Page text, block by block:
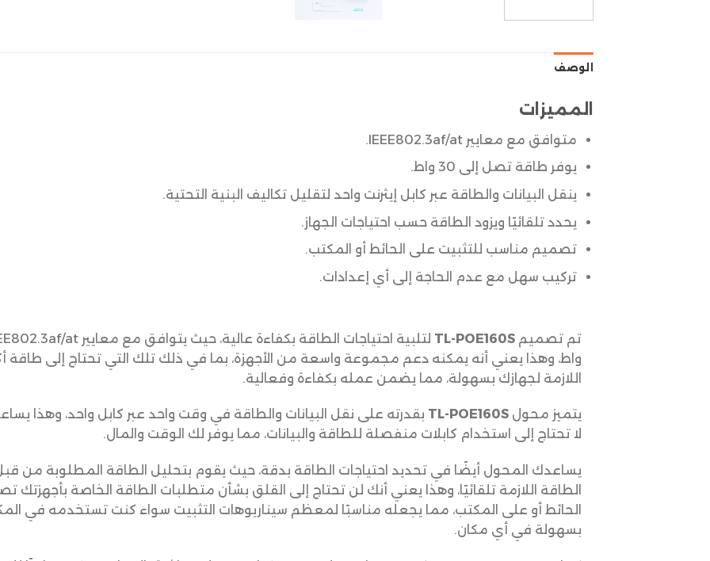
الوصف
المميزات
متوافق مع معايير IEEE802.3af/at.
يوفر طاقة تصل إلى 30 واط.
ينقل البيانات والطاقة عبر كابل إيثرنت واحد لتقليل تكاليف البنية التحتية.
يحدد تلقائيًا ويزود الطاقة حسب احتياجات الجهاز.
تصميم مناسب للتثبيت على الحائط أو المكتب.
تركيب سهل مع عدم الحاجة إلى أي إعدادات.
تم تصميم TL-POE160S
واط، وهذا يعني أنه يمكنه دعم مجموعة واسعة من الأجهزة، بما في ذلك تلك التي تحتاج إلى طاقة
اللازمة لجهازك بسهولة، مما يضمن عمله بكفاءة وفعالية.
يتميز محول TL-POE160S بقدرته على نقل البيانات والطاقة في وقت واحد عبر كابل واحد، وهذا
لا تحتاج إلى استخدام كابلات منفصلة للطاقة والبيانات، مما يوفر لك الوقت والمال.
يساعدك المحول أيضًا في تحديد احتياجات الطاقة بدقة، حيث يقوم بتحليل الطاقة المطلوبة من
الطاقة اللازمة تلقائيًا، وهذا يعني أنك لن تحتاج إلى القلق بشأن متطلبات الطاقة الخاصة
الحائط أو على المكتب، مما يجعله مناسبًا لمعظم سيناريوهات التثبيت سواء كنت تستخدمه في
بسهولة في أي مكان.